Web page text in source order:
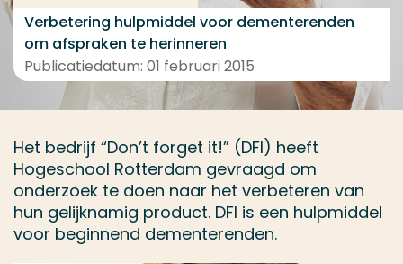
Verbetering hulpmiddel voor dementerenden
om afspraken te herinneren
Publicatiedatum: 01 februari 2015
Het bedrijf “Don’t forget it!” (DFI) heeft
Hogeschool Rotterdam gevraagd om
onderzoek te doen naar het verbeteren van
hun gelijknamig product. DFI is een hulpmiddel
voor beginnend dementerenden.
Contact